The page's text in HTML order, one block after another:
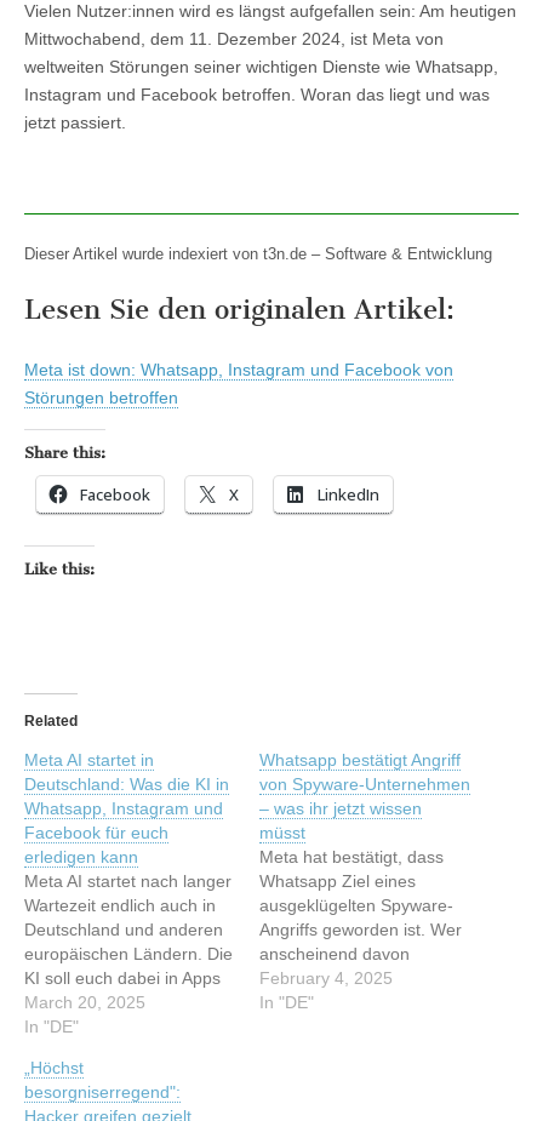
Vielen Nutzer:innen wird es längst aufgefallen sein: Am heutigen
Mittwochabend, dem 11. Dezember 2024, ist Meta von
weltweiten Störungen seiner wichtigen Dienste wie Whatsapp,
Instagram und Facebook betroffen. Woran das liegt und was
jetzt passiert.
Dieser Artikel wurde indexiert von t3n.de – Software & Entwicklung
Lesen Sie den originalen Artikel:
Meta ist down: Whatsapp, Instagram und Facebook von
Störungen betroffen
Share this:
Facebook X LinkedIn
Like this:
Related
Meta AI startet in
Deutschland: Was die KI in
Whatsapp, Instagram und
Facebook für euch
erledigen kann
Meta AI startet nach langer
Wartezeit endlich auch in
Deutschland und anderen
europäischen Ländern. Die
KI soll euch dabei in Apps
wie Whatsapp, Instagram
und dem Facebook
greifen. Was schon jetzt
möglich ist. Dieser Artikel
March 20, 2025
In "DE"
Whatsapp bestätigt Angriff
von Spyware-Unternehmen
– was ihr jetzt wissen
müsst
Meta hat bestätigt, dass
Whatsapp Ziel eines
ausgeklügelten Spyware-
Angriffs geworden ist. Wer
anscheinend davon
betroffen ist – und wie ihr
euch präventiv vor solchen
February 4, 2025
In "DE"
„Höchst
besorgniserregend":
Hacker greifen gezielt